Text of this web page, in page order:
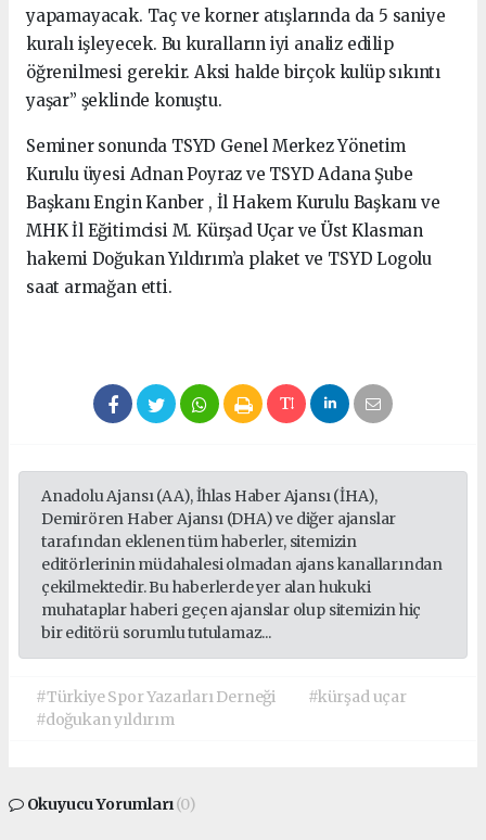
yapamayacak. Taç ve korner atışlarında da 5 saniye
kuralı işleyecek. Bu kuralların iyi analiz edilip
öğrenilmesi gerekir. Aksi halde birçok kulüp sıkıntı
yaşar” şeklinde konuştu.
Seminer sonunda TSYD Genel Merkez Yönetim
Kurulu üyesi Adnan Poyraz ve TSYD Adana Şube
Başkanı Engin Kanber , İl Hakem Kurulu Başkanı ve
MHK İl Eğitimcisi M. Kürşad Uçar ve Üst Klasman
hakemi Doğukan Yıldırım’a plaket ve TSYD Logolu
saat armağan etti.
Anadolu Ajansı (AA), İhlas Haber Ajansı (İHA),
Demirören Haber Ajansı (DHA) ve diğer ajanslar
tarafından eklenen tüm haberler, sitemizin
editörlerinin müdahalesi olmadan ajans kanallarından
çekilmektedir. Bu haberlerde yer alan hukuki
muhataplar haberi geçen ajanslar olup sitemizin hiç
bir editörü sorumlu tutulamaz...
#Türkiye Spor Yazarları Derneği
#kürşad uçar
#doğukan yıldırım
Okuyucu Yorumları(0)